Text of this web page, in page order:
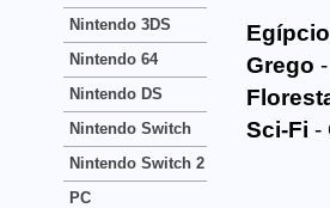
Egípcio
Grego
Sci-Fi -
Nintendo 3DS
Nintendo 64
Nintendo DS
Nintendo Switch
Nintendo Switch 2
PC